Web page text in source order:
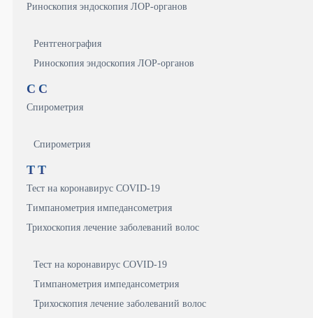
Риноскопия эндоскопия ЛОР-органов
Рентгенография
Риноскопия эндоскопия ЛОР-органов
С С
Спирометрия
Спирометрия
Т Т
Тест на коронавирус COVID-19
Тимпанометрия импедансометрия
Трихоскопия лечение заболеваний волос
Тест на коронавирус COVID-19
Тимпанометрия импедансометрия
Трихоскопия лечение заболеваний волос